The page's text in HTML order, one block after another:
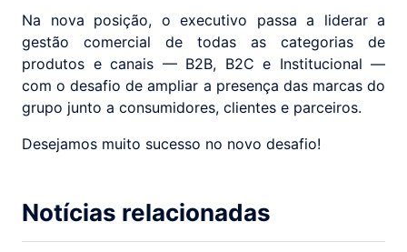
Na nova posição, o executivo passa a liderar a
gestão comercial de todas as categorias de
produtos e canais — B2B, B2C e Institucional —
com o desafio de ampliar a presença das marcas do
grupo junto a consumidores, clientes e parceiros.
Desejamos muito sucesso no novo desafio!
Notícias relacionadas